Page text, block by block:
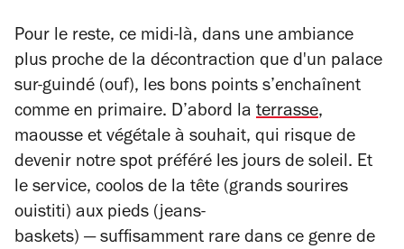
Pour le reste, ce midi-là, dans une ambiance
plus proche de la décontraction que d'un palace
sur-guindé (ouf), les bons points s’enchaînent
comme en primaire. D’abord la terrasse,
maousse et végétale à souhait, qui risque de
devenir notre spot préféré les jours de soleil. Et
le service, coolos de la tête (grands sourires
ouistiti) aux pieds (jeans-
baskets) — suffisamment rare dans ce genre de